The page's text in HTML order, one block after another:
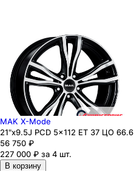
MAK X-Mode
21"x9.5J PCD 5x112 ЕТ 37 ЦО 66.6
56 750 ₽
227 000 ₽ за 4 шт.
В корзину